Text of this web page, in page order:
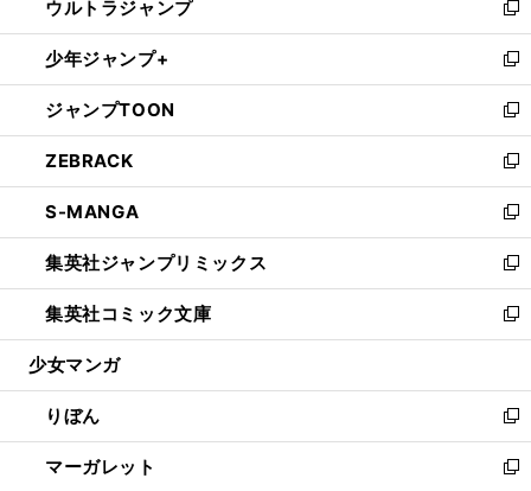
く
で
開
く
ド
ウ
で
開
く
ィ
ン
ド
ウ
で
開
く
い
ウ
ィ
ン
ド
ウ
で
開
く
ウルトラジャンプ
新
し
い
ウ
ィ
ン
ド
ウ
で
開
く
少年ジャンプ+
新
し
い
ウ
ィ
ン
ド
ウ
で
開
く
ジャンプTOON
新
し
い
ウ
ィ
ン
ド
ウ
で
開
ZEBRACK
新
し
い
ウ
ィ
ン
ド
ウ
開
く
S-MANGA
新
し
い
ウ
ィ
ン
ウ
で
開
く
集英社ジャンプリミックス
新
し
い
ウ
ン
ド
ウ
で
集英社コミック文庫
新
し
ウ
ィ
ン
ド
少女マンガ
りぼん
新
し
い
マーガレット
新